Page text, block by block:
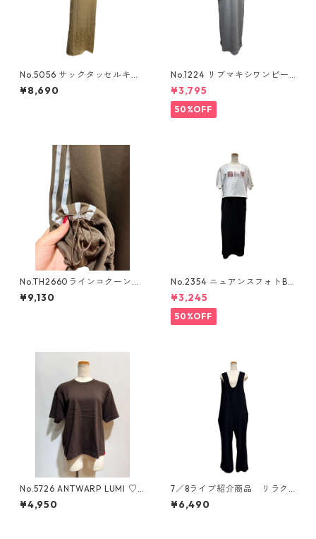
No.5056 サックタッセルキャ
ミワンピース
¥8,690
No.1224 リブマキシワンピー
ス
¥3,795
50%OFF
No.TH2660ラインコクーンス
カート
¥9,130
No.2354 ニュアンスフォトBO
Xtee
¥3,245
50%OFF
No.5726 ANTWARP LUMI ♡t
ee
¥4,950
7／8ライブ紹介商品 リラク
シーロンパース
¥6,490